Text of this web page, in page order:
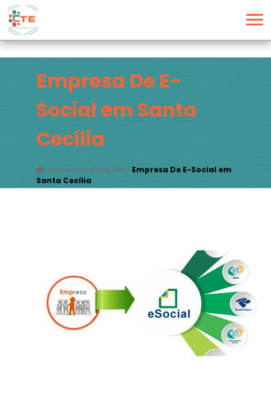
Empresa De E-
Social em Santa
Cecília
Home» Informações » Empresa De E-Social em
Santa Cecília